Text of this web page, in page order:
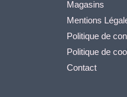
Magasins
Mentions
Politique de
Politique de
Contact